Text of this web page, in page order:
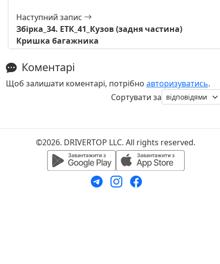
Наступний запис
Збірка_34. ЕТК_41_Кузов (задня частина)
Кришка багажника
Коментарі
Щоб залишати коментарі, потрібно авторизуватись.
Сортувати за
©2026. DRIVERTOP LLC. All rights reserved.